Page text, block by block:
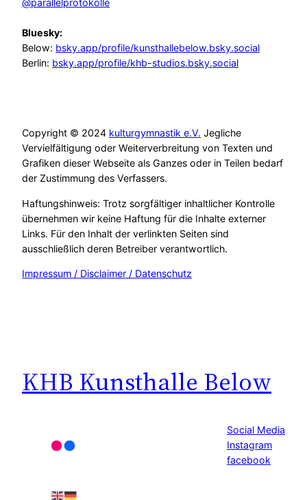
@parallelprotokolle
Bluesky:
Below: bsky.app/profile/kunsthallebelow.bsky.social
Berlin: bsky.app/profile/khb-studios.bsky.social
Copyright © 2024 kulturgymnastik e.V. Jegliche
Vervielfältigung oder Weiterverbreitung von Texten und
Grafiken dieser Webseite als Ganzes oder in Teilen bedarf
der Zustimmung des Verfassers.
Haftungshinweis: Trotz sorgfältiger inhaltlicher Kontrolle
übernehmen wir keine Haftung für die Inhalte externer
Links. Für den Inhalt der verlinkten Seiten sind
ausschließlich deren Betreiber verantwortlich.
Impressum / Disclaimer / Datenschutz
KHB Kunsthalle Below
Social Media
Instagram
facebook